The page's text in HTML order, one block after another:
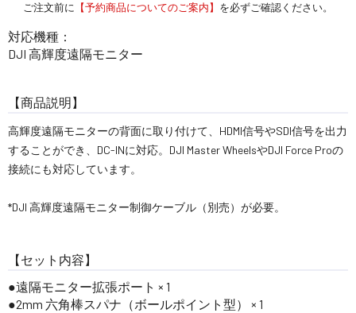
ご注文前に
【予約商品についてのご案内】 を必ずご確認ください。
対応機種：
DJI 高輝度遠隔モニター
【商品説明】
高輝度遠隔モニターの背面に取り付けて、HDMI信号やSDI信号を出力
することができ、DC-INに対応。DJI Master WheelsやDJI Force Proの
接続にも対応しています。
*DJI 高輝度遠隔モニター制御ケーブル（別売）が必要。
【セット内容】
遠隔モニター拡張ポート × 1
2mm 六角棒スパナ（ボールポイント型） × 1